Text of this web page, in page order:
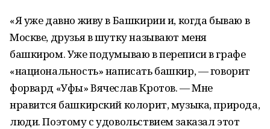
«Я уже давно живу в Башкирии и, когда бываю в
Москве, друзья в шутку называют меня
башкиром. Уже подумываю в переписи в графе
«национальность» написать башкир, — говорит
форвард «Уфы» Вячеслав Кротов. — Мне
нравится башкирский колорит, музыка, природа,
люди. Поэтому с удовольствием заказал этот